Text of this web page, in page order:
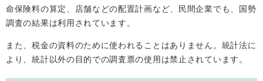
命保険料の算定、店舗などの配置計画など、民間企業でも、国勢
調査の結果は利用されています。
また、税金の資料のために使われることはありません。統計法に
より、統計以外の目的での調査票の使用は禁止されています。